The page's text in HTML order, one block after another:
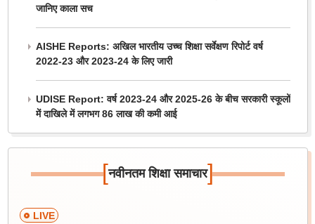
जानिए काला सच
AISHE Reports: अखिल भारतीय उच्च शिक्षा सर्वेक्षण रिपोर्ट वर्ष
2022-23 और 2023-24 के लिए जारी
UDISE Report: वर्ष 2023-24 और 2025-26 के बीच सरकारी स्कूलों
में दाखिले में लगभग 86 लाख की कमी आई
[नवीनतम शिक्षा समाचार]
LIVE